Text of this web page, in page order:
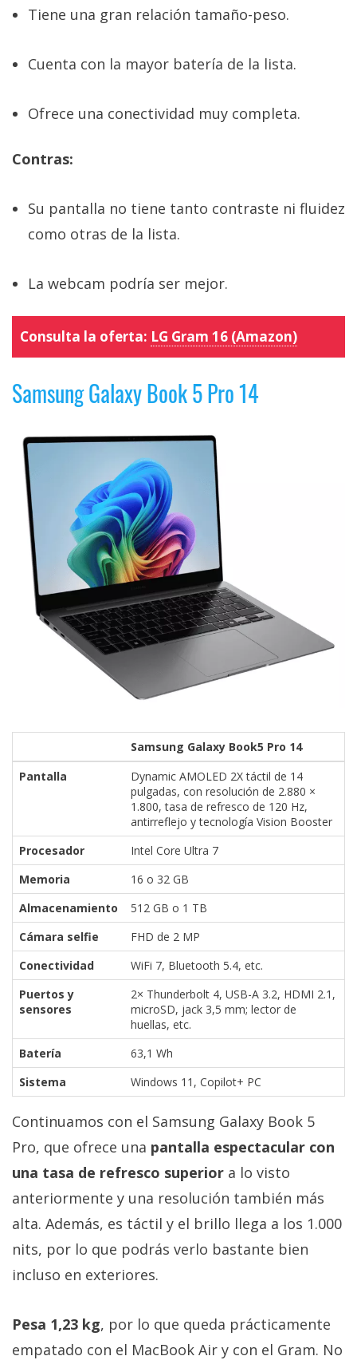
Tiene una gran relación tamaño-peso.
Cuenta con la mayor batería de la lista.
Ofrece una conectividad muy completa.
Contras:
Su pantalla no tiene tanto contraste ni fluidez
como otras de la lista.
La webcam podría ser mejor.
Consulta la oferta: LG Gram 16 (Amazon)
Samsung Galaxy Book 5 Pro 14
Samsung Galaxy Book5 Pro 14
Pantalla
Dynamic AMOLED 2X táctil de 14
pulgadas, con resolución de 2.880 ×
1.800, tasa de refresco de 120 Hz,
antirreflejo y tecnología Vision Booster
Procesador
Intel Core Ultra 7
Memoria
16 o 32 GB
Almacenamiento
512 GB o 1 TB
Cámara selfie
FHD de 2 MP
Conectividad
WiFi 7, Bluetooth 5.4, etc.
Puertos y
sensores
2× Thunderbolt 4, USB-A 3.2, HDMI 2.1,
microSD, jack 3,5 mm; lector de
huellas, etc.
Batería
63,1 Wh
Sistema
Windows 11, Copilot+ PC
Continuamos con el Samsung Galaxy Book 5
Pro, que ofrece una pantalla espectacular con
una tasa de refresco superior a lo visto
anteriormente y una resolución también más
alta. Además, es táctil y el brillo llega a los 1.000
nits, por lo que podrás verlo bastante bien
incluso en exteriores.
Pesa 1,23 kg, por lo que queda prácticamente
empatado con el MacBook Air y con el Gram. No